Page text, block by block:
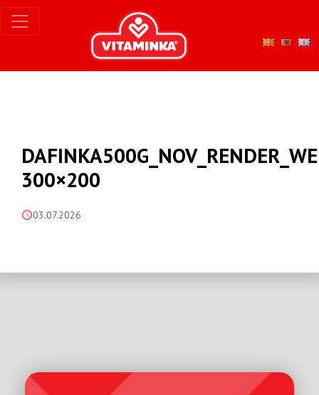
300×200
03.07.2026